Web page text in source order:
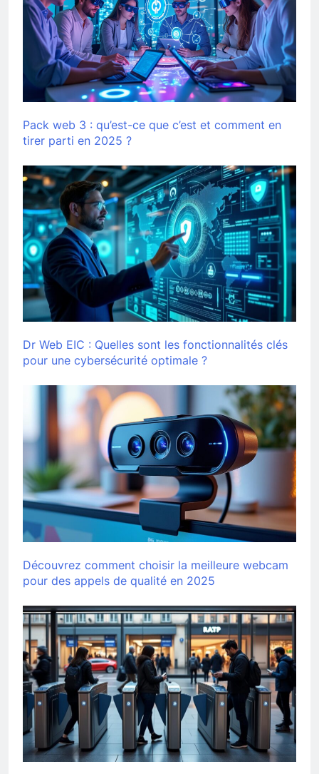
Pack web 3 : qu’est-ce que c’est et comment en
tirer parti en 2025 ?
Dr Web EIC : Quelles sont les fonctionnalités clés
pour une cybersécurité optimale ?
Découvrez comment choisir la meilleure webcam
pour des appels de qualité en 2025